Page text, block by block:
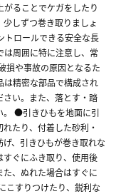
ることでケガをしたり
しずつ巻き取りましょ
トロールできる安全な長
は周囲に特に注意し、常
損や事故の原因となるた
は精密な部品で構成され
い。また、落とす・踏
。 ●引きひもを地面に引
たり、付着した砂利・
、引きひもが巻き取れな
すぐにふき取り、使用後
、ぬれた場合はすぐに
こすりつけたり、鋭利な